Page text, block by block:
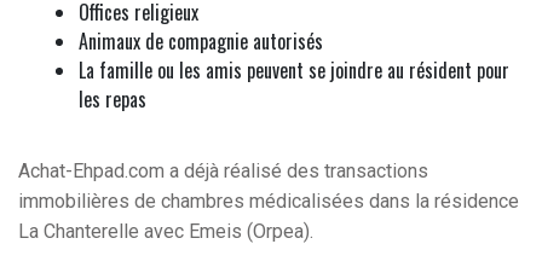
Offices religieux
Animaux de compagnie autorisés
La famille ou les amis peuvent se joindre au résident pour
les repas
Achat-Ehpad.com a déjà réalisé des transactions
immobilières de chambres médicalisées dans la résidence
La Chanterelle avec Emeis (Orpea).